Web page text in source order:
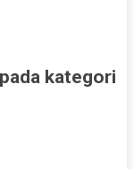
kategori